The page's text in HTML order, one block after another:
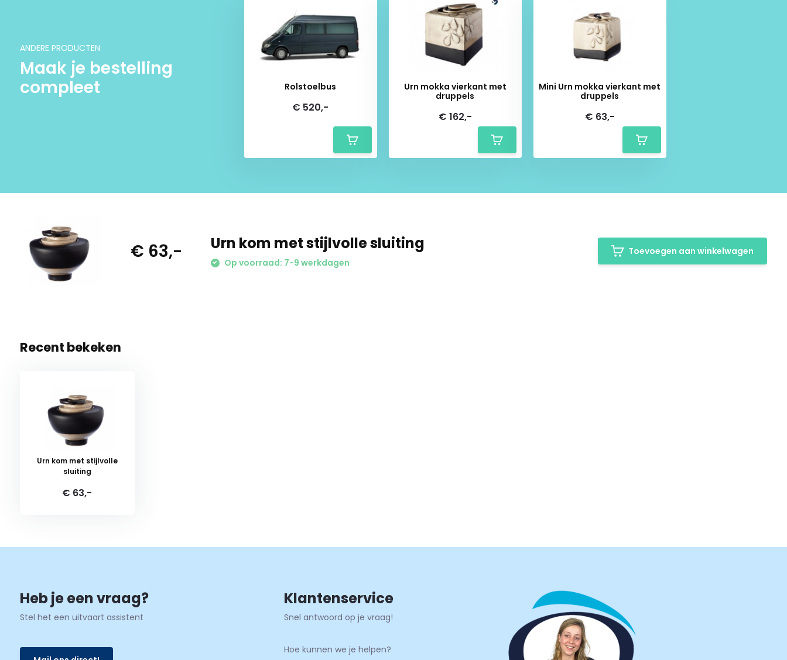
Ieder product in de UitvaartStore wordt gecontroleerd door onze vakkundige medewerkers
op diverse kwaliteitsaspecten; wat is de levensduur? Is de afwerking van goede kwaliteit,
kan het tegen een stootje? Bij iedere aankoop in de UitvaartStore ben je verzekerd van de
beste kwaliteit!
Iedere bestelling zal met de grootste zorg worden ingepakt, verzonden en geleverd. Niet
even een doosje eromheen maar goed inpakken. Het product mag immers niet
Aan afbeeldingen kunnen geen rechten worden ontleend.
Waarom UitvaartStore.nl? ✅ Persoonlijk ✅ Betaalbaar ✅ Snelle bezorging
ANDERE PRODUCTEN
Maak je bestelling
compleet
Rolstoelbus
€ 520,-
Urn mokka vierkant met
druppels
€ 162,-
Mini Urn mokka vierkant met
druppels
€ 63,-
€ 63,- Urn kom met stijlvolle sluiting
Op voorraad: 7-9 werkdagen
Toevoegen aan winkelwagen
Recent bekeken
Urn kom met stijlvolle
sluiting
€ 63,-
Heb je een vraag?
Stel het een uitvaart assistent
Klantenservice
Snel antwoord op je vraag!
Hoe kunnen we je helpen?